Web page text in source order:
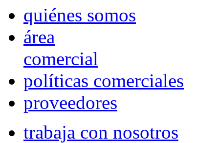
quiénes somos
área
comercial
políticas comerciales
proveedores
trabaja con nosotros